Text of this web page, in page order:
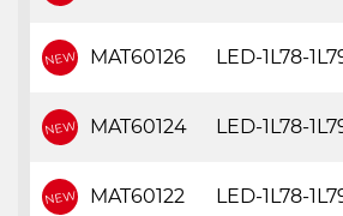
MAT60126 LED-1L78-
MAT60124 LED-1L78-
MAT60122 LED-1L78-